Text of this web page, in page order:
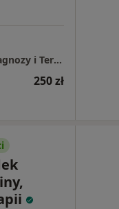
Otwocki Ośrodek Wsparcia Rodziny, Diagnozy i Terapii
250 zł